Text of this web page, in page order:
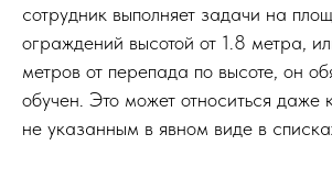
сотрудник выполняет задачи на
ограждений высотой от 1.8 метра,
метров от перепада по высоте, он
обучен. Это может относиться даже
не указанным в явном виде в